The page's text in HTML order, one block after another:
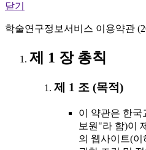
닫기
학술연구정보서비스 이용약관
제 1 장 총칙
제 1 조 (목적)
이 약관은 한국
보원"라 함)이
의 웹사이트(이